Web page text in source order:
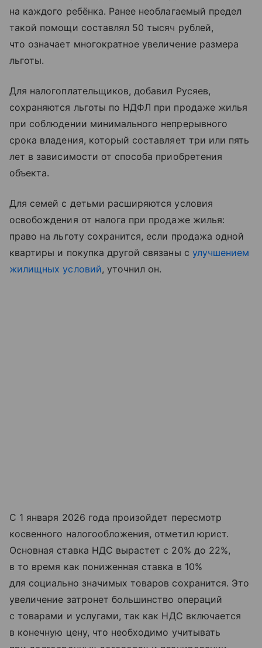
на каждого ребёнка. Ранее необлагаемый предел
такой помощи составлял 50 тысяч рублей,
что означает многократное увеличение размера
льготы.
Для налогоплательщиков, добавил Русяев,
сохраняются льготы по НДФЛ при продаже жилья
при соблюдении минимального непрерывного
срока владения, который составляет три или пять
лет в зависимости от способа приобретения
объекта.
Для семей с детьми расширяются условия
освобождения от налога при продаже жилья:
право на льготу сохранится, если продажа одной
квартиры и покупка другой связаны с улучшением
жилищных условий, уточнил он.
С 1 января 2026 года произойдет пересмотр
косвенного налогообложения, отметил юрист.
Основная ставка НДС вырастет с 20% до 22%,
в то время как пониженная ставка в 10%
для социально значимых товаров сохранится. Это
увеличение затронет большинство операций
с товарами и услугами, так как НДС включается
в конечную цену, что необходимо учитывать